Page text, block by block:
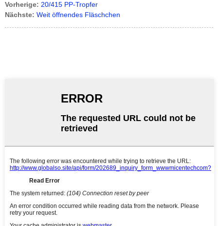
Vorherige: 20/415 PP-Tropfer
Nächste: Weit öffnendes Fläschchen